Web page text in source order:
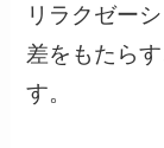
リラクゼー
差をもたら
す。